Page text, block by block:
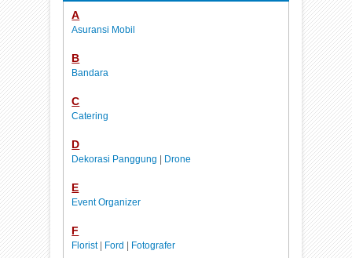
A
Asuransi Mobil
B
Bandara
C
Catering
D
Dekorasi Panggung | Drone
E
Event Organizer
F
Florist| Ford | Fotografer